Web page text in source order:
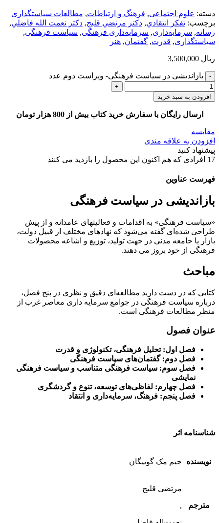
دسته: علوم اجتماعی, فرهنگ و ارتباطات, مطالعات سیاستگذاری
برچسب: تفكر انتقادي, دكتر مرتضي قليج, دكتر نعمت الله فاضلي,
رسانه, سرمایه‌داری, سرمایه‌داری فرهنگی, سیاست فرهنگی,
سیاستگذاری, قدرت, گفتمان, هنر
ریال
بازاندیشی در سیاست فرهنگی- ويراست دوم عدد
افزودن به سبد خرید
ارسال رایگان با سفارش خرید کتاب بیش از 800 هزار تومان
مقایسه
افزودن به علاقه مندی
پیشنهاد کنید
17 افرادی که هم اکنون این محصول را بازدید می کنند
فهرست عناوین
بازاندیشی در سیاست فرهنگی
«سیاست فرهنگی» به اقدامات و فعالیتهای عامدانه و از پیش
طراحی شده‌ای گفته می‌شود که نهادهای مختلف از قبیل دولت،
بازار یا جامعه مدنی در جهت تولید، توزیع و اشاعه محصولات
فرهنگی از خود بروز می دهند.
مباحث
کتابی که در دست دارید مطالعه‌ای دقیق و نظری در پنج فصل،
درباره سیاست فرهنگی در جوامع سرمایه داری معاصر غرب از
منظر مطالعات فرهنگی است.
عنوان فصول
فصل اول: تحلیل فرهنگی، تکنولوژی و قدرت
فصل دوم: گفتمان‌های سیاست فرهنگی
فصل سوم: سیاست فرهنگی متناسب و سیاست فرهنگی
نمایشی
فصل چهارم: لفاظی‌های توسعه، تنوع و گردشگری
فصل پنجم: فرهنگ، سرمایه‌داری و انتقاد
شناسنامه اثر
نویسنده جیم مک گوییگان
مترجم
مرتضی قلیج
,